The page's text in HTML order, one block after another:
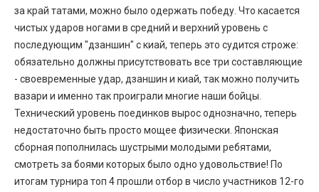
за край татами, можно было одержать победу. Что касается
чистых ударов ногами в средний и верхний уровень с
последующим "дзаншин" с киай, теперь это судится строже:
обязательно должны присутствовать все три составляющие
- своевременные удар, дзаншин и киай, так можно получить
вазари и именно так проиграли многие наши бойцы.
Технический уровень поединков вырос однозначно, теперь
недостаточно быть просто мощее физически. Японская
сборная пополнилась шустрыми молодыми ребятами,
смотреть за боями которых было одно удовольствие! По
итогам турнира топ 4 прошли отбор в число участников 12-го